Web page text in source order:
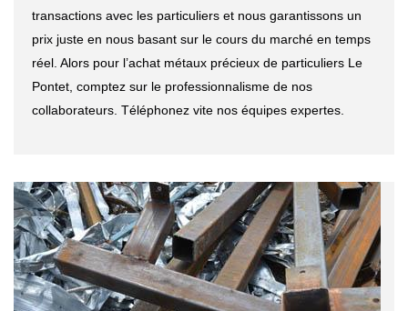
transactions avec les particuliers et nous garantissons un
prix juste en nous basant sur le cours du marché en temps
réel. Alors pour l’achat métaux précieux de particuliers Le
Pontet, comptez sur le professionnalisme de nos
collaborateurs. Téléphonez vite nos équipes expertes.